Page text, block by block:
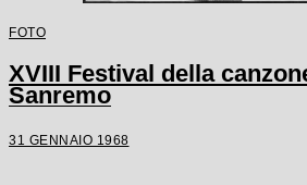
FOTO
XVIII Festival della
Sanremo
31 GENNAIO 1968